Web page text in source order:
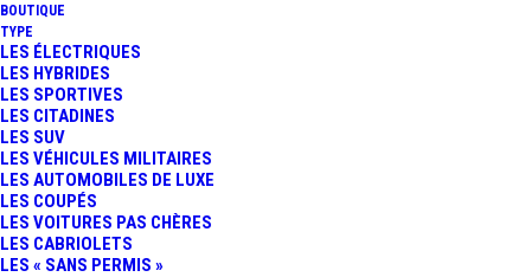
BOUTIQUE
TYPE
LES ÉLECTRIQUES
LES HYBRIDES
LES SPORTIVES
LES CITADINES
LES SUV
LES VÉHICULES MILITAIRES
LES AUTOMOBILES DE LUXE
LES COUPÉS
LES VOITURES PAS CHÈRES
LES CABRIOLETS
LES « SANS PERMIS »